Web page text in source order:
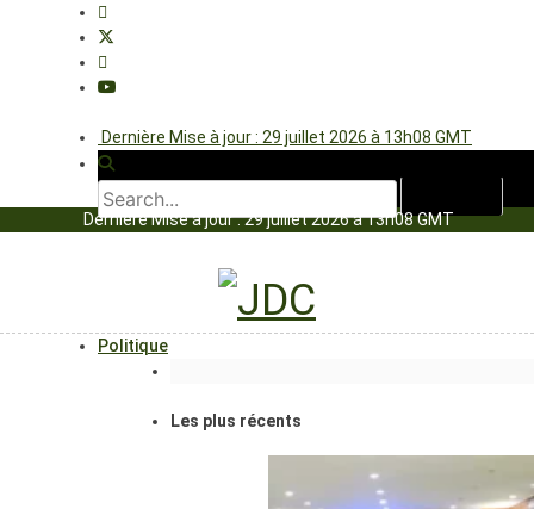
Dernière Mise à jour : 29 juillet 2026 à 13h08 GMT
Dernière Mise à jour : 29 juillet 2026 à 13h08 GMT
Politique
Les plus récents